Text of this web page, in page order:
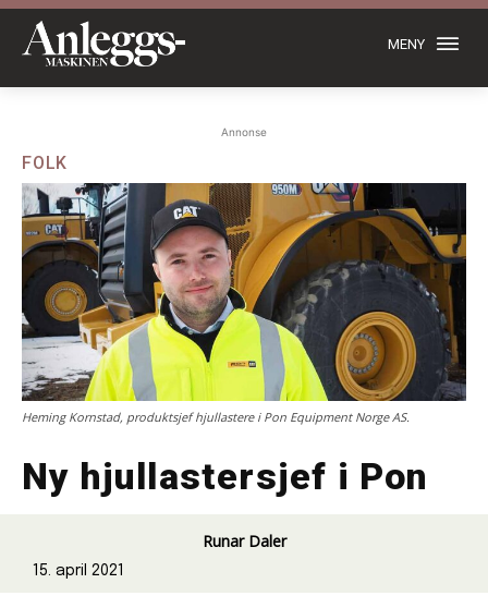
MENY
Annonse
FOLK
Heming Kornstad, produktsjef hjullastere i Pon Equipment Norge AS.
Ny hjullastersjef i Pon
Runar Daler
15. april 2021